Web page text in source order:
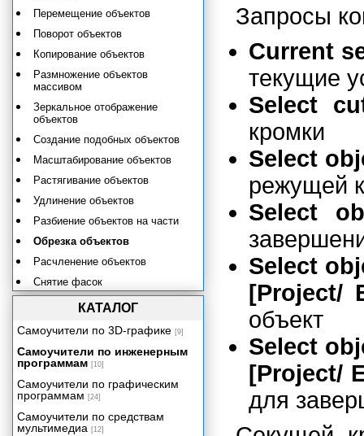
Запросы
Current
текущие
Select
кромки
Select
режущей
Select
Select
[Project/
объект
Select
[Project/
для
Перемещение объектов
Поворот объектов
Копирование объектов
Размножение объектов
массивом
Зеркальное отображение
объектов
Создание подобных объектов
Масштабирование объектов
Растягивание объектов
Удлинение объектов
Разбиение объектов на части
Обрезка объектов
Расчленение объектов
Снятие фасок
Рисование округлений
Пространство и компоновка
чертежа
Формирование трехмерных
объектов
Редактирование в трехмерном
пространстве
Визуализация трехмерных
моделей
КАТАЛОГ
Самоучители по 3D-графике [9]
Самоучители по инженерным
программам [10]
Самоучители по графическим
программам [24]
Самоучители по средствам
мультимедиа [12]